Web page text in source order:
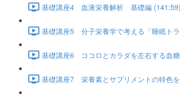
基礎講座4 血液栄養解析 基礎編 (141:59)
基礎講座5 分子栄養学で考える「睡眠ト
基礎講座6 ココロとカラダを左右する血
基礎講座7 栄養素とサプリメントの特色